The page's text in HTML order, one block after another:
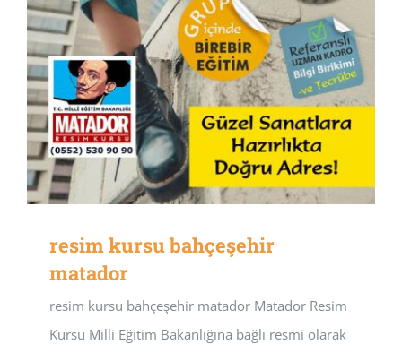
resim kursu bahçeşehir
matador
resim kursu bahçeşehir matador Matador Resim
Kursu Milli Eğitim Bakanlığına bağlı resmi olarak